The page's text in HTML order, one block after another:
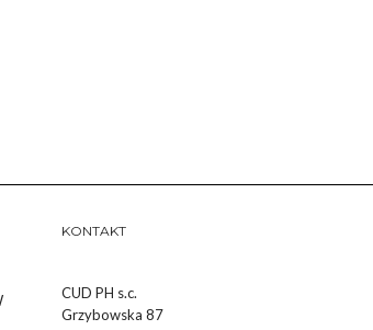
KONTAKT
CUD PH s.c.
Grzybowska 87